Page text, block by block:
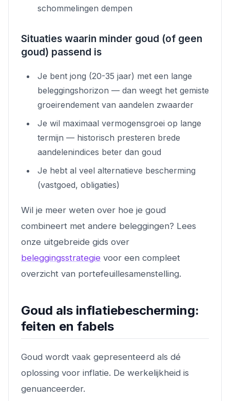
schommelingen dempen
Situaties waarin minder goud (of geen
goud) passend is
Je bent jong (20-35 jaar) met een lange
beleggingshorizon — dan weegt het gemiste
groeirendement van aandelen zwaarder
Je wil maximaal vermogensgroei op lange
termijn — historisch presteren brede
aandelenindices beter dan goud
Je hebt al veel alternatieve bescherming
(vastgoed, obligaties)
Wil je meer weten over hoe je goud
combineert met andere beleggingen? Lees
onze uitgebreide gids over
beleggingsstrategie voor een compleet
overzicht van portefeuillesamenstelling.
Goud als inflatiebescherming:
feiten en fabels
Goud wordt vaak gepresenteerd als dé
oplossing voor inflatie. De werkelijkheid is
genuanceerder.